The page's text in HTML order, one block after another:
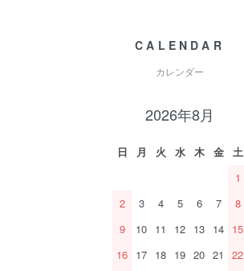
CALENDAR
カレンダー
2026年8月
日 月 火 水 木 金
土
1
2
3 4 5 6 7
8
9
10 11 12 13 14 15
16 17 18 19 20 21
22